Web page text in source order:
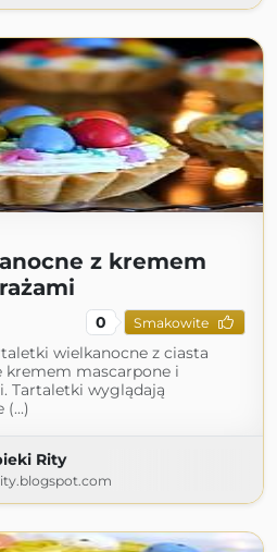
z kremem
0 Smakowite
wielkanocne z ciasta
kremem mascarpone i
Tartaletki wyglądają
Rity